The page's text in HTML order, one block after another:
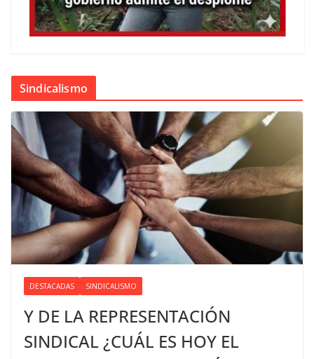
Sindicalismo
DESTACADAS SINDICALISMO
Y DE LA REPRESENTACIÓN
SINDICAL ¿CUÁL ES HOY EL